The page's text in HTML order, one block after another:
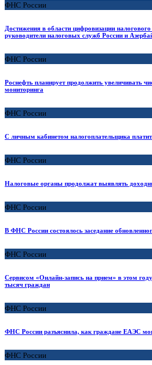
ФНС России
Достижения в области цифровизации
руководители налоговых служб России и
ФНС России
Роснефть планирует продолжить увеличивать
мониторинга
ФНС России
С личным кабинетом налогоплательщика
ФНС России
Налоговые органы продолжат выявлять
ФНС России
В ФНС России состоялось заседание
ФНС России
Сервисом «Онлайн-запись на прием» в этом
тысяч граждан
ФНС России
ФНС России разъяснила, как граждане ЕАЭС
ФНС России